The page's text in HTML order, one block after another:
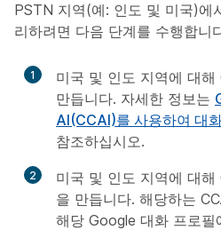
PSTN 지역(예: 인도 및 미국)에
리하려면 다음 단계를 수행합니
1
미국 및 인도 지역에 대
만듭니다. 자세한 정보는
AI(CCAI)를 사용하여 대
참조하십시오.
2
미국 및 인도 지역에 대
을 만듭니다. 해당하는
해당 Google 대화 프로필